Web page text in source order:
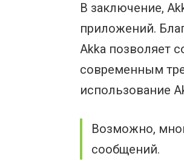
В заключение,
приложений.
Akka позволяет
современным
использование
Возможно,
сообщений.